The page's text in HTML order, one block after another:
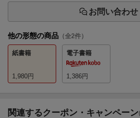
お問い合わせ
他の形態の商品 （全2件）
紙書籍
1,980円
電子書籍
1,386円
関連するクーポン・キャンペーン